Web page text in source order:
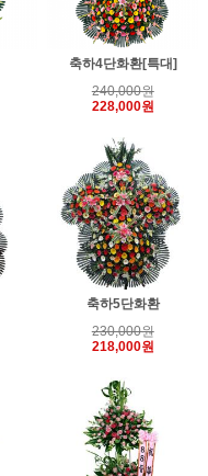
축하4단화환[특대]
240,000원
228,000원
축하5단화환
230,000원
218,000원